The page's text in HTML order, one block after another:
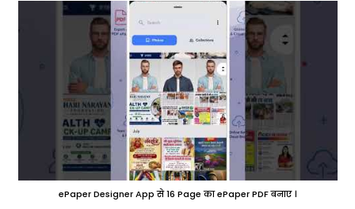
ePaper Designer App से 16 Page का ePaper PDF बनाए ।